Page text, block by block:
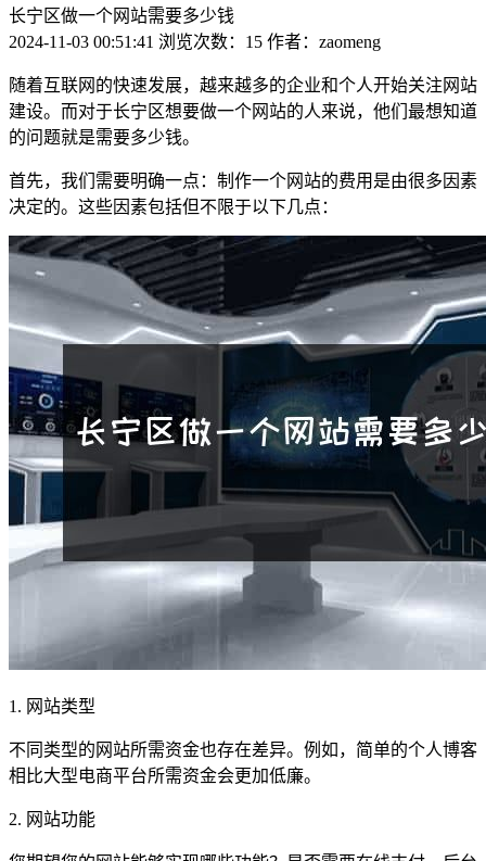
长宁区做一个网站需要多少钱
2024-11-03 00:51:41 浏览次数：15 作者：zaomeng
随着互联网的快速发展，越来越多的企业和个人开始关注网站
建设。而对于长宁区想要做一个网站的人来说，他们最想知道
的问题就是需要多少钱。
首先，我们需要明确一点：制作一个网站的费用是由很多因素
决定的。这些因素包括但不限于以下几点：
1. 网站类型
不同类型的网站所需资金也存在差异。例如，简单的个人博客
相比大型电商平台所需资金会更加低廉。
2. 网站功能